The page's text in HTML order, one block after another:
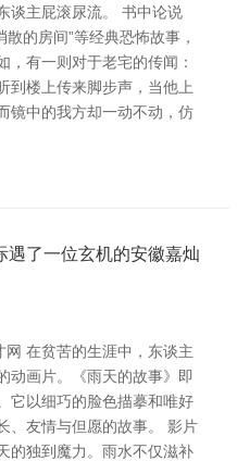
谈主屁滚尿流。 书中论说
散的房间”等经典恐怖故事，
，有一则对于老宅的传闻：
到楼上传来脚步声，当他上
镜中的我方却一动不动，仿
遇了一位玄机的安徽嘉灿
在贫苦的生涯中，东谈主
动画片。《雨天的故事》即
它以细巧的脸色描摹和唯好
、友情与但愿的故事。 影片
的独到魔力。雨水不仅滋补